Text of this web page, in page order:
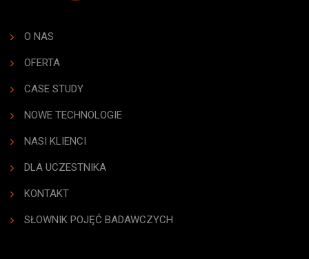
O NAS
OFERTA
CASE STUDY
NOWE TECHNOLOGIE
NASI KLIENCI
DLA UCZESTNIKA
KONTAKT
SŁOWNIK POJĘĆ BADAWCZYCH